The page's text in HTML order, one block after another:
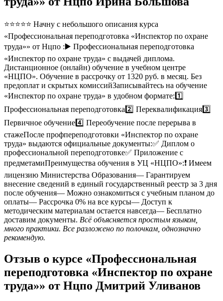
⭐⭐⭐⭐⭐ Начну с небольшого описания курса
«Профессиональная переподготовка «Инспектор по охране
труда»» от Нцпо :▶️ Профессиональная переподготовка
«Инспектор по охране труда» с выдачей диплома.
Дистанционное (онлайн) обучение в учебном центре
«НЦПО». Обучение в рассрочку от 1320 руб. в месяц. Без
предоплат и скрытых комиссийЗаписывайтесь на обучение
«Инспектор по охране труда» в удобном формате:1️⃣
Профессиональная переподготовка2️⃣ Переквалификация3️⃣
Первичное обучение4️⃣ Переобучение после перерыва в
стажеПосле профпереподготовки «Инспектор по охране
труда» выдаются официальные документы:✅ Диплом о
профессиональной переподготовке✅ Приложение с
предметамиПреимущества обучения в УЦ «НЦПО»:❗️ Имеем
лицензию Министерства Образования— Гарантируем
внесение сведений в единый государственный реестр за 3 дня
после обучения— Можно ознакомиться с учебным планом до
оплаты— Рассрочка 0% на все курсы— Доступ к
методическим материалам остается навсегда— Бесплатно
доставим документы. Всё объясняется простым языком,
много практики. Все разложено по полочкам, однозначно
рекомендую.
Отзыв о курсе «Профессиональная
переподготовка «Инспектор по охране
труда»» от Нцпо Дмитрий Уливанов